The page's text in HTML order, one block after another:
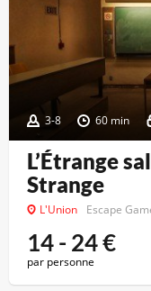
3-8 60 min
L’Étrange
Strange
L'Union Escape
14 - 24€
par personne